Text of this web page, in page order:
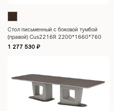
Cтол письменный с боковой тумбой
(правой) Cus2216R 2200*1660*760
1 277 530 ₽